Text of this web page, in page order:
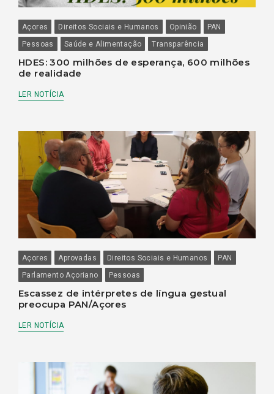
Açores Direitos Sociais e Humanos Opinião
PAN
Pessoas
Saúde e Alimentação Transparência
HDES: 300 milhões de esperança, 600 milhões
de realidade
LER NOTÍCIA
Açores Aprovadas Direitos Sociais e Humanos
PAN
Parlamento Açoriano
Pessoas
Escassez de intérpretes de língua gestual
preocupa PAN/Açores
LER NOTÍCIA